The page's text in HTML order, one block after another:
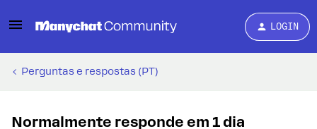
LOGIN
Perguntas e respostas (PT)
Normalmente responde em 1 dia